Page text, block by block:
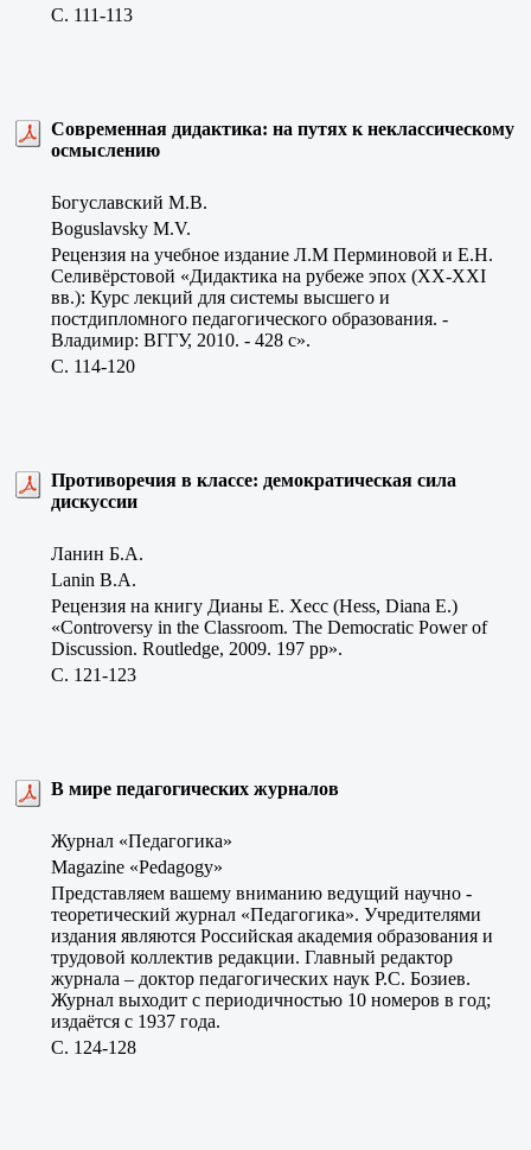
C. 111-113
Современная дидактика: на путях к неклассическому
осмыслению
Богуславский М.В.
Boguslavsky M.V.
Рецензия на учебное издание Л.М Перминовой и Е.Н.
Селивёрстовой «Дидактика на рубеже эпох (ХХ-ХХI
вв.): Курс лекций для системы высшего и
постдипломного педагогического образования. -
Владимир: ВГГУ, 2010. - 428 с».
C. 114-120
Противоречия в классе: демократическая сила
дискуссии
Ланин Б.А.
Lanin B.A.
Рецензия на книгу Дианы E. Хесс (Hess, Diana E.)
«Controversy in the Classroom. The Democratic Power of
Discussion. Routledge, 2009. 197 pp».
C. 121-123
В мире педагогических журналов
Журнал «Педагогика»
Magazine «Pedagogy»
Представляем вашему вниманию ведущий научно -
теоретический журнал «Педагогика». Учредителями
издания являются Российская академия образования и
трудовой коллектив редакции. Главный редактор
журнала – доктор педагогических наук Р.С. Бозиев.
Журнал выходит с периодичностью 10 номеров в год;
издаётся с 1937 года.
C. 124-128